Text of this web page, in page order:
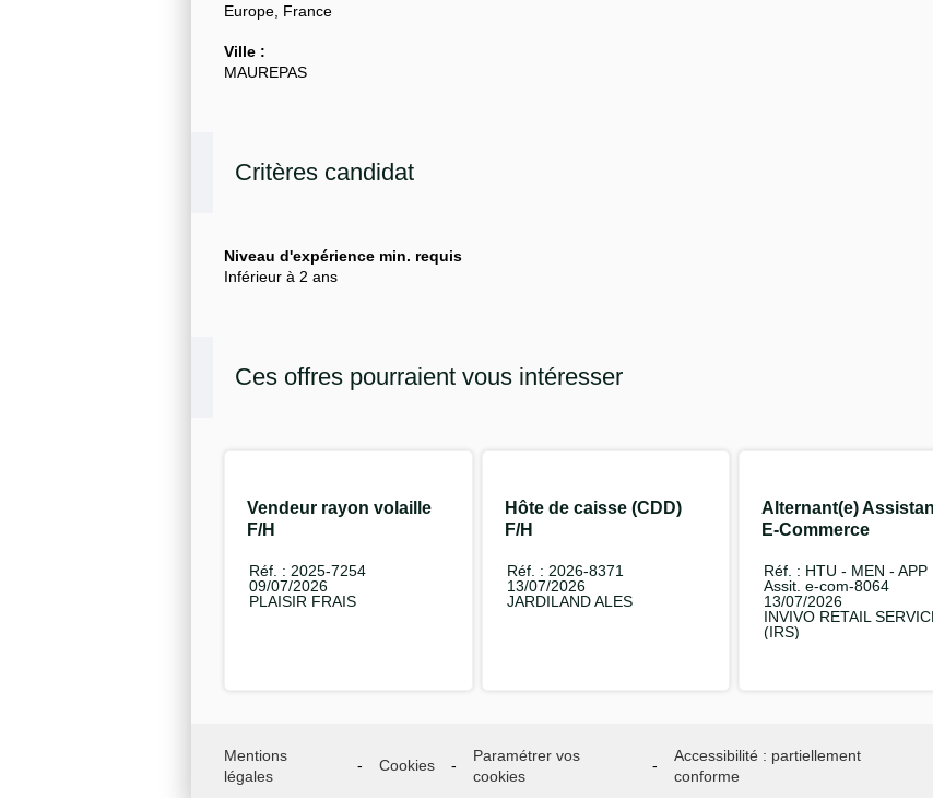
Europe, France
Ville :
MAUREPAS
Critères candidat
Niveau d'expérience min. requis
Inférieur à 2 ans
Ces offres pourraient vous intéresser
Vendeur rayon volaille
F/H
Réf. : 2025-7254
09/07/2026
PLAISIR FRAIS
Hôte de caisse (CDD)
F/H
Réf. : 2026-8371
13/07/2026
JARDILAND ALES
Alternant(e)
E-Commerce
Réf. : HTU - MEN - APP
Assit. e-com-8064
13/07/2026
INVIVO RETAIL
(IRS)
Mentions
légales
Cookies
Paramétrer vos
cookies
Accessibilité : partiellement
conforme